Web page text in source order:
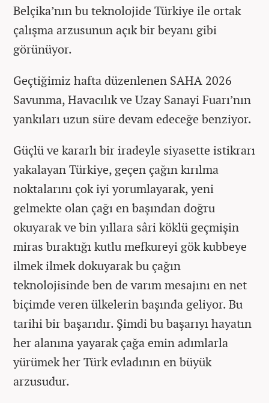
Belçika’nın bu teknolojide Türkiye ile ortak
çalışma arzusunun açık bir beyanı gibi
görünüyor.
Geçtiğimiz hafta düzenlenen SAHA 2026
Savunma, Havacılık ve Uzay Sanayi Fuarı’nın
yankıları uzun süre devam edeceğe benziyor.
Güçlü ve kararlı bir iradeyle siyasette istikrarı
yakalayan Türkiye, geçen çağın kırılma
noktalarını çok iyi yorumlayarak, yeni
gelmekte olan çağı en başından doğru
okuyarak ve bin yıllara sâri köklü geçmişin
miras bıraktığı kutlu mefkureyi gök kubbeye
ilmek ilmek dokuyarak bu çağın
teknolojisinde ben de varım mesajını en net
biçimde veren ülkelerin başında geliyor. Bu
tarihi bir başarıdır. Şimdi bu başarıyı hayatın
her alanına yayarak çağa emin adımlarla
yürümek her Türk evladının en büyük
arzusudur.